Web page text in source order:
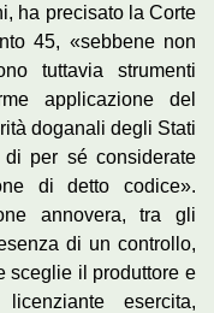
ha precisato la Corte
45, «sebbene non
tuttavia strumenti
applicazione del
doganali degli Stati
per sé considerate
di detto codice».
annovera, tra gli
di un controllo,
sceglie il produttore e
esercita,